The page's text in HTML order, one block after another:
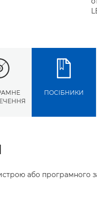
ПОСІБНИКИ
або програмного